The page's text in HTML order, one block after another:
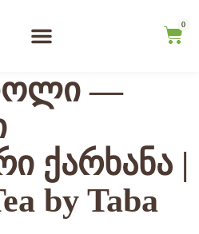
0
—
ქარხანა |
by Taba